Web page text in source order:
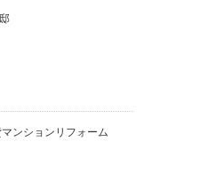
ンションリフォーム